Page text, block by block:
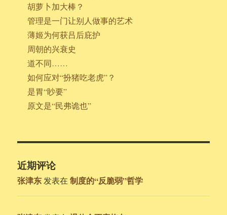
胡萝卜加大棒？
管理是一门让别人做事的艺术
薄姬为何获吕后庇护
周朝的兴衰史
道不同……
如何应对“扮猪吃老虎”？
是胃“眇要”
原文是“民弗诡也”
近期评论
张津东 发表在制度的“反脆弱”哲学